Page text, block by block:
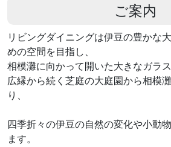
ご案内
リビングダイニングは伊豆の豊かな
めの空間を目指し、
相模灘に向かって開いた大きなガラ
広縁から続く芝庭の大庭園から相模
り、
四季折々の伊豆の自然の変化や小動
ます。